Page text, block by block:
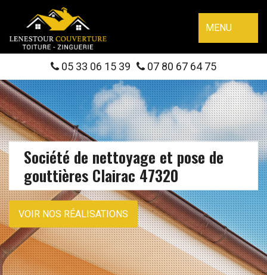
MENU
05 33 06 15 39 07 80 67 64 75
Société de nettoyage et pose de
gouttières Clairac 47320
VOIR NOS RÉALISATIONS